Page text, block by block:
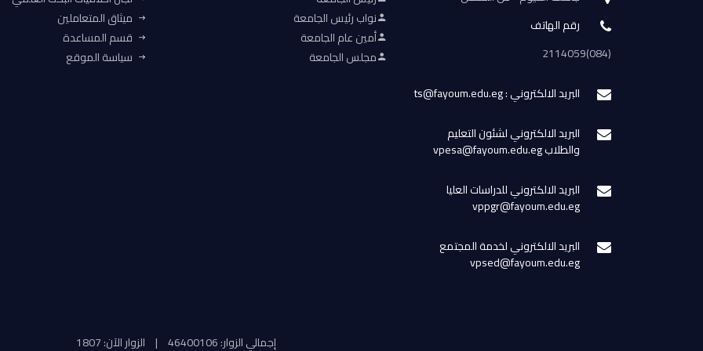
رقم الهاتف
(084)2114059
البريد الالكتروني : ts@fayoum.edu.eg
البريد الالكتروني لشئون التعليم
والطلاب vpesa@fayoum.edu.eg
البريد الالكتروني للدراسات العليا
vppgr@fayoum.edu.eg
البريد الالكتروني لخدمة المجتمع
vpsed@fayoum.edu.eg
نواب رئيس الجامعة
أمين عام الجامعة
مجلس الجامعة
ميثاق المتعاملين
قسم المساعدة
سياسة الموقع
إجمالي الزوار: 46400106 | الزوار الآن: 1807